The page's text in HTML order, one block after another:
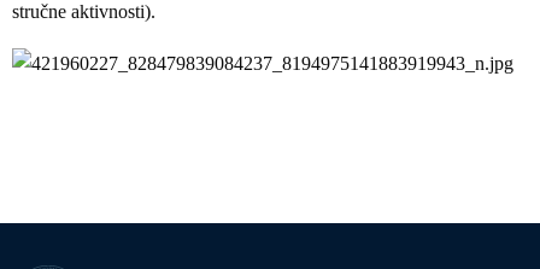
stručne aktivnosti).